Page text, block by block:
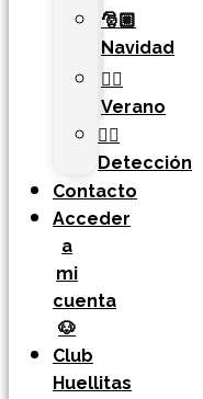
🎅🏼
Navidad
🏄‍♀️
Verano
🐕‍🦺
Detección
Contacto
Acceder
a
mi
cuenta
🐶
Club
Huellitas